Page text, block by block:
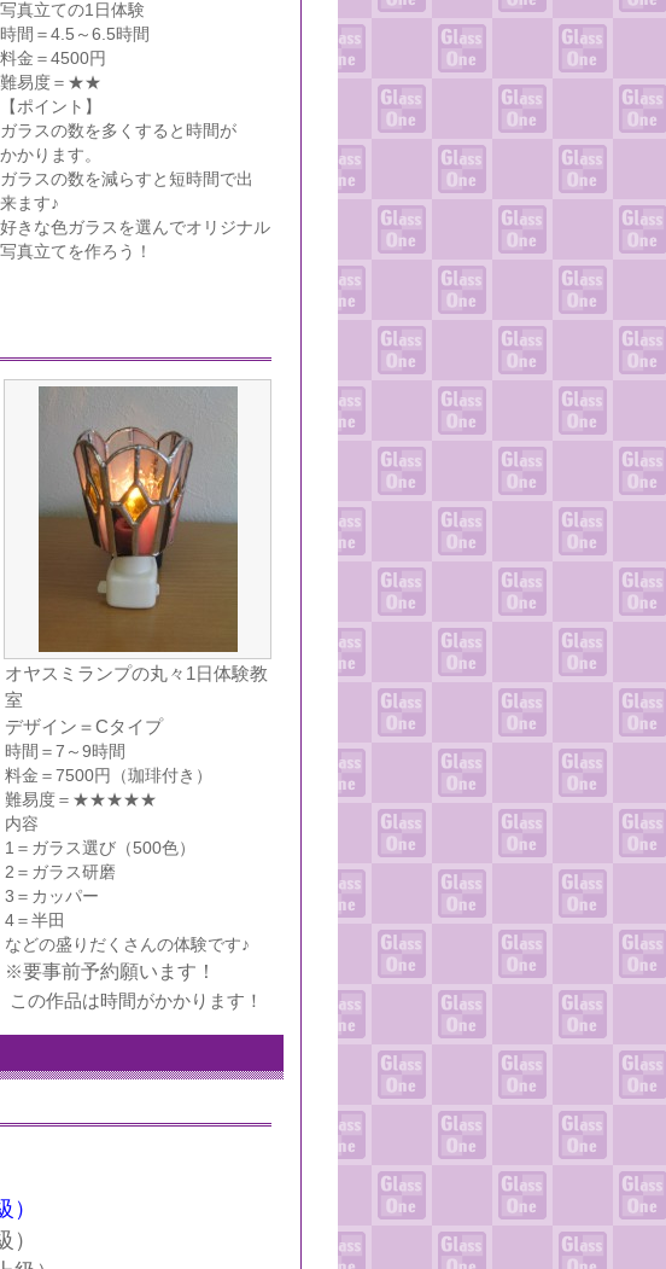
写真立ての1日体験
時間＝4.5～6.5時間
料金＝4500円
難易度＝★★
【ポイント】
ガラスの数を多くすると時間が
かかります。
ガラスの数を減らすと短時間で出
来ます♪
好きな色ガラスを選んでオリジナル
写真立てを作ろう！
オヤスミランプの丸々1日体験教
室
デザイン＝Cタイプ
時間＝7～9時間
料金＝7500円（珈琲付き）
難易度＝ ★★★★★
内容
1＝ガラス選び（500色）
2＝ガラス研磨
3＝カッパー
4＝半田
などの盛りだくさんの体験です♪
※要事前予約願います！
この作品は時間がかかります！
）